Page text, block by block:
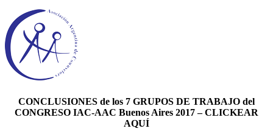
CONCLUSIONES de los 7 GRUPOS DE TRABAJO del
CONGRESO IAC-AAC Buenos Aires 2017 – CLICKEAR
AQUÍ